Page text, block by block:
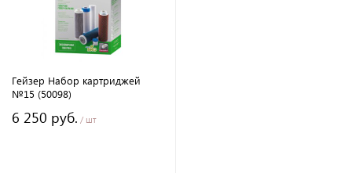
Гейзер Набор картриджей
№15 (50098)
6 250 руб. / шт